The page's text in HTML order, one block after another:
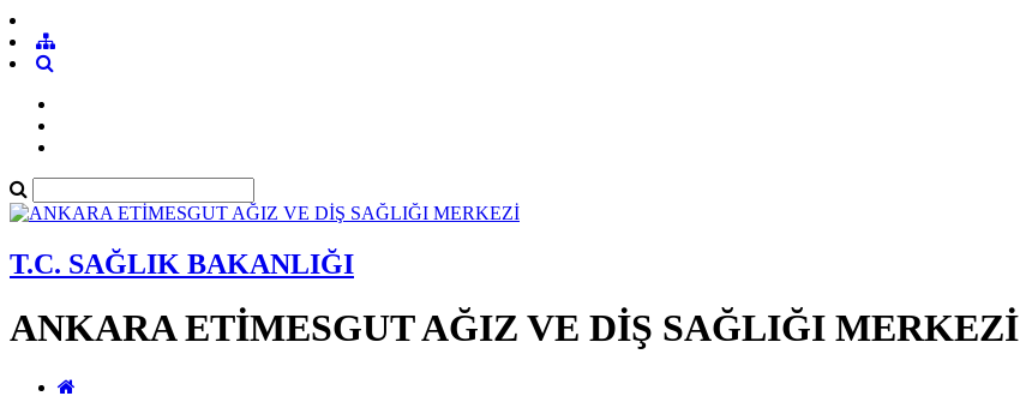
T.C. SAĞLIK BAKANLIĞI
ANKARA ETİMESGUT AĞIZ VE DİŞ SAĞLIĞI MERKEZİ